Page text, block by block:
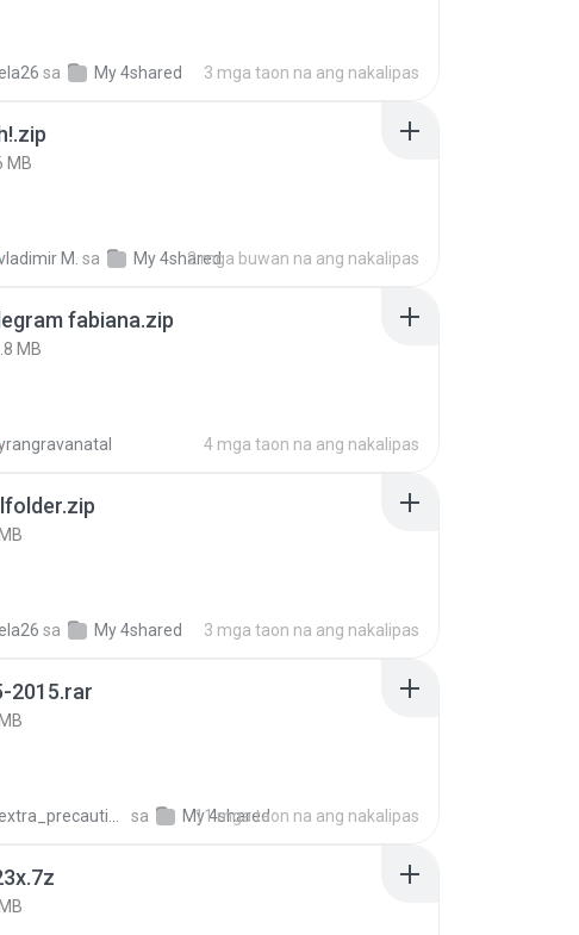
sa My 4shared 3 mga taon na ang nakalipas
MB
M. sa My 4shared2 mga buwan na ang nakalipas
fabiana.zip
MB
4 mga taon na ang nakalipas
sa My 4shared 3 mga taon na ang nakalipas
2015.rar
sa My 4shared
11 mga taon na ang nakalipas